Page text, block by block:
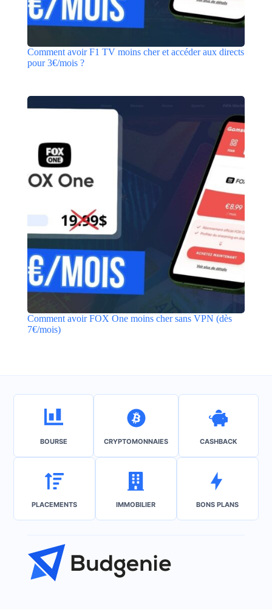
Comment avoir F1 TV moins cher et accéder aux directs
pour 3€/mois ?
Comment avoir FOX One moins cher sans VPN (dès
7€/mois)
BOURSE CRYPTOMONNAIES CASHBACK
PLACEMENTS IMMOBILIER BONS PLANS